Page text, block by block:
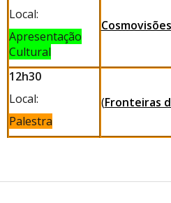
Local:
Apresentação
Cultural
12h30
Local:
Palestra
(Fronteiras